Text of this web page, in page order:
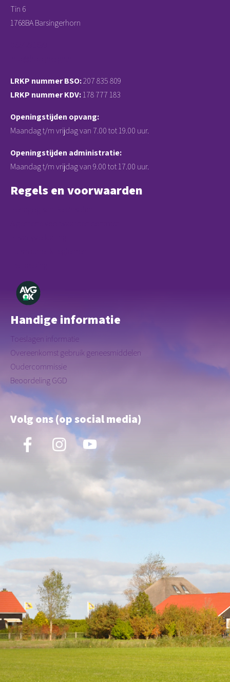
Tin 6
1768BA Barsingerhorn
LRKP nummer BSO:207 835 809
LRKP nummer KDV:178 777 183
Openingstijden opvang:
Maandag t/m vrijdag van 7.00 tot 19.00 uur.
Openingstijden administratie:
Maandag t/m vrijdag van 9.00 tot 17.00 uur.
Regels en voorwaarden
Handige informatie
Toeslagen informatie
Overeenkomst gebruik geneesmiddelen
Oudercommissie
Beoordeling GGD
Volg ons (op social media)